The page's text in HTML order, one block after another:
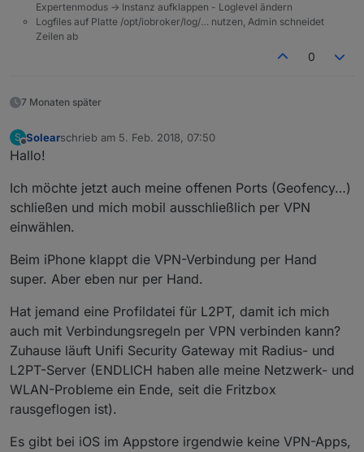
Expertenmodus -> Instanz aufklappen - Loglevel ändern
Logfiles auf Platte /opt/iobroker/log/… nutzen, Admin schneidet
Zeilen ab
0
7 Monaten später
S
Offline
Solearschrieb am 5. Feb. 2018, 07:50
zuletzt editiert von
Hallo!
Ich möchte jetzt auch meine offenen Ports (Geofency…)
schließen und mich mobil ausschließlich per VPN
einwählen.
Beim iPhone klappt die VPN-Verbindung per Hand
super. Aber eben nur per Hand.
Hat jemand eine Profildatei für L2PT, damit ich mich
auch mit Verbindungsregeln per VPN verbinden kann?
Zuhause läuft Unifi Security Gateway mit Radius- und
L2PT-Server (ENDLICH haben alle meine Netzwerk- und
WLAN-Probleme ein Ende, seit die Fritzbox
rausgeflogen ist).
Es gibt bei iOS im Appstore irgendwie keine VPN-Apps,